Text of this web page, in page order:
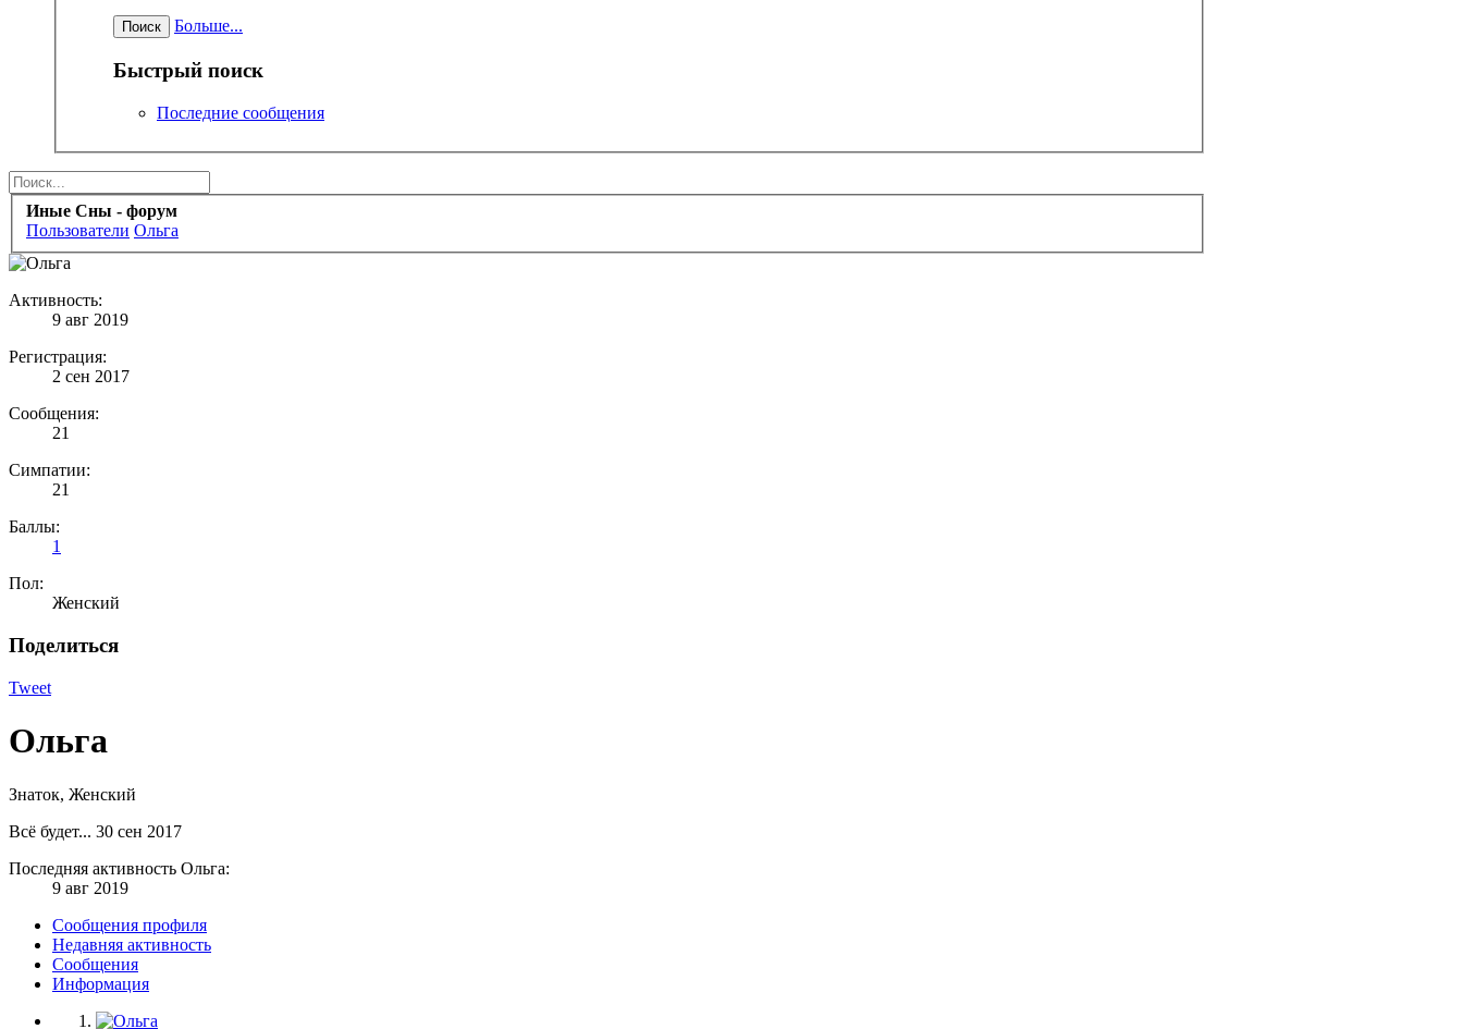
Больше...
Быстрый поиск
Последние сообщения
Иные Сны - форум
Пользователи Ольга
Активность:
9 авг 2019
Регистрация:
2 сен 2017
Сообщения:
21
Симпатии:
21
Баллы:
1
Пол:
Женский
Поделиться
Tweet
Ольга
Знаток, Женский
Всё будет... 30 сен 2017
Последняя активность Ольга:
9 авг 2019
Сообщения профиля
Недавняя активность
Сообщения
Информация